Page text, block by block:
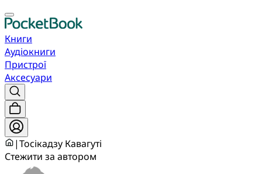
Книги
Аудіокниги
Пристрої
Аксесуари
|Тосікадзу Кавагуті
Стежити за автором